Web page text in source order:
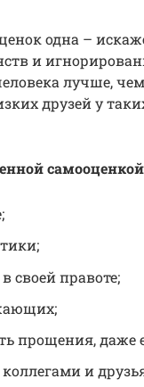
одна –
и
лучше,
друзей у
своей правоте;
прощения, даже
и